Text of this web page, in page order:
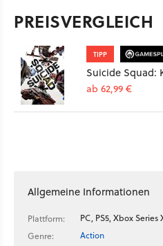
PREISVERGLEICH
TIPP
Suicide Squad:
ab 62,99 €
Allgemeine Informationen
Plattform:
PC, PS5, Xbox Series
Genre:
Action